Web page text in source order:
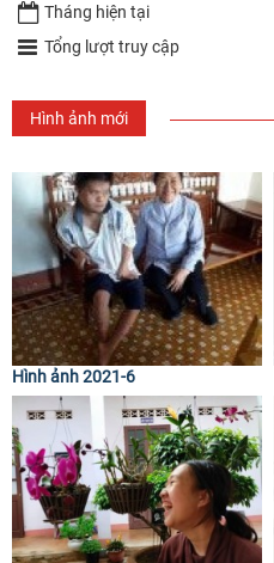
Tháng hiện tại
Tổng lượt truy cập
Hình ảnh mới
Hình ảnh 2021-6